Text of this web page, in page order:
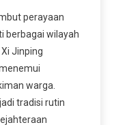
perayaan
berbagai wilayah
Jinping
warga.
tradisi rutin